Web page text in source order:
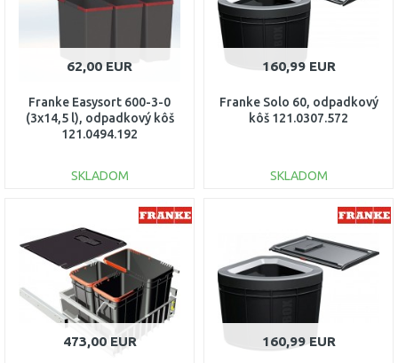
62,00 EUR
Franke Easysort 600-3-0
(3x14,5 l), odpadkový kôš
121.0494.192
SKLADOM
DO KOŠÍKA
Porovnať
160,99 EUR
Franke Solo 60, odpadkový
kôš 121.0307.572
SKLADOM
DO KOŠÍKA
Porovnať
473,00 EUR 160,99 EUR